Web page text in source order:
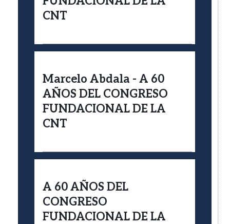
CNT
Marcelo Abdala - A 60
AÑOS DEL CONGRESO
FUNDACIONAL DE LA
CNT
A 60 AÑOS DEL
CONGRESO
FUNDACIONAL DE LA